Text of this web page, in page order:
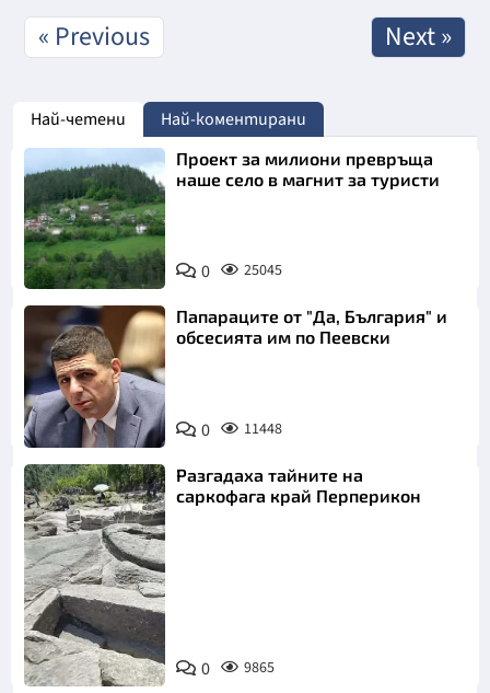
« Previous Next »
Най-четени Най-коментирани
Проект за милиони превръща
наше село в магнит за туристи
0 25045
Папараците от "Да, България" и
обсесията им по Пеевски
0 11448
Снимка:
Bulgaria ON
AIR
Разгадаха тайните на
саркофага край Перперикон
0 9865